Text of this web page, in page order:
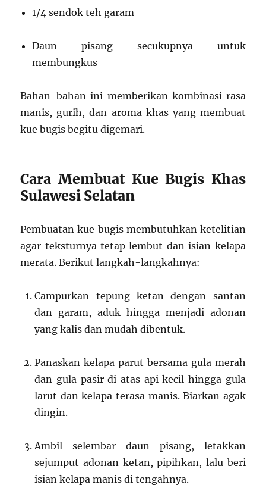
1/4 sendok teh garam
Daun pisang secukupnya untuk
membungkus
Bahan-bahan ini memberikan kombinasi rasa
manis, gurih, dan aroma khas yang membuat
kue bugis begitu digemari.
Cara Membuat Kue Bugis Khas
Sulawesi Selatan
Pembuatan kue bugis membutuhkan ketelitian
agar teksturnya tetap lembut dan isian kelapa
merata. Berikut langkah-langkahnya:
Campurkan tepung ketan dengan santan
dan garam, aduk hingga menjadi adonan
yang kalis dan mudah dibentuk.
Panaskan kelapa parut bersama gula merah
dan gula pasir di atas api kecil hingga gula
larut dan kelapa terasa manis. Biarkan agak
dingin.
Ambil selembar daun pisang, letakkan
sejumput adonan ketan, pipihkan, lalu beri
isian kelapa manis di tengahnya.